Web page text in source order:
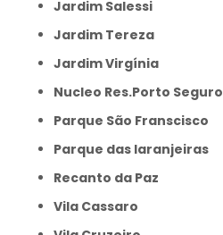
Jardim Salessi
Jardim Tereza
Jardim Virgínia
Nucleo Res.Porto Seguro
Parque São Franscisco
Parque das laranjeiras
Recanto da Paz
Vila Cassaro